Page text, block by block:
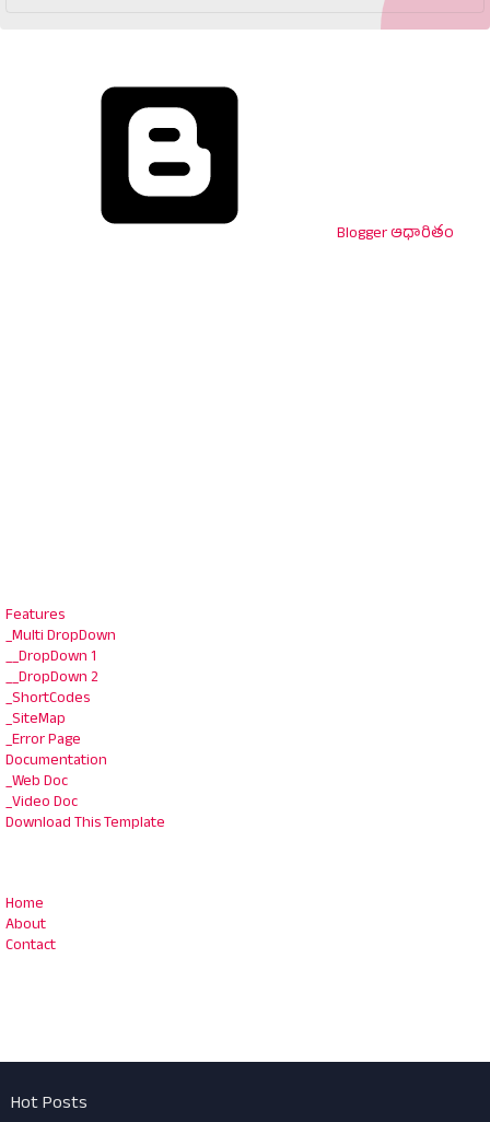
Blogger ఆధారితం
Features
_Multi DropDown
__DropDown 1
__DropDown 2
_ShortCodes
_SiteMap
_Error Page
Documentation
_Web Doc
_Video Doc
Download This Template
Home
About
Contact
Hot Posts